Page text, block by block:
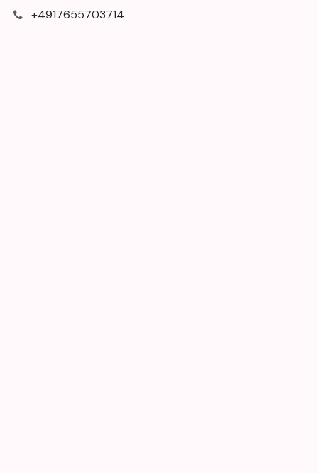
+4917655703714